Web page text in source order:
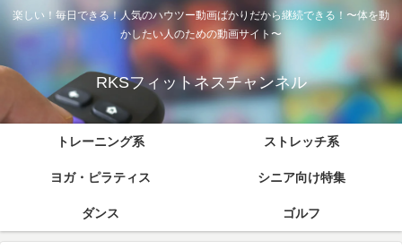
楽しい！毎日できる！人気のハウツー動画ばかりだから継続できる！〜体を動
かしたい人のための動画サイト〜
RKSフィットネスチャンネル
トレーニング系 ストレッチ系
ヨガ・ピラティス シニア向け特集
ダンス ゴルフ